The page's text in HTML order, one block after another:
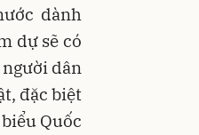
dành
dự sẽ có
dân
đặc biệt
Quốc